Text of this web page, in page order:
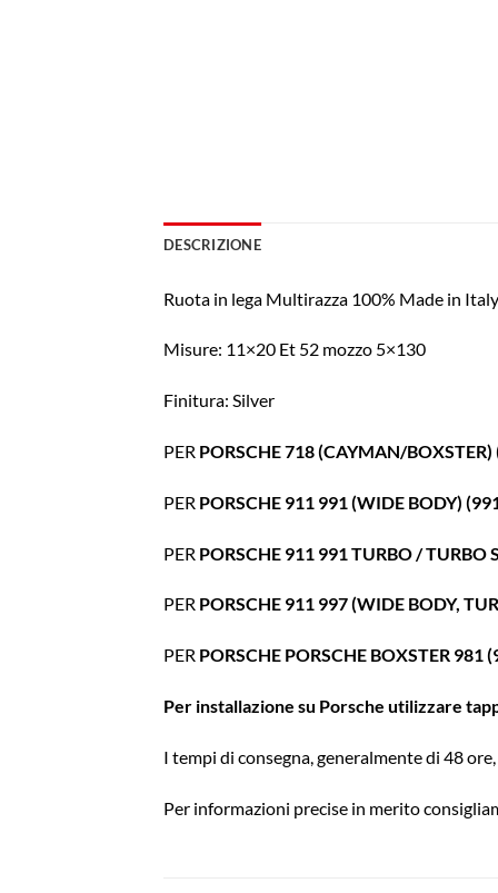
DESCRIZIONE
Ruota in lega Multirazza 100% Made in
Misure: 11×20 Et 52 mozzo 5×130
Finitura: Silver
PER PORSCHE 718 (CAYMAN/BOXSTER)
PER PORSCHE 911 991 (WIDE BODY)
PER PORSCHE 911 991 TURBO / TURBO
PER PORSCHE 911 997 (WIDE BODY,
PER PORSCHE PORSCHE BOXSTER 981
Per installazione su Porsche utilizzare
I tempi di consegna, generalmente di 48
Per informazioni precise in merito